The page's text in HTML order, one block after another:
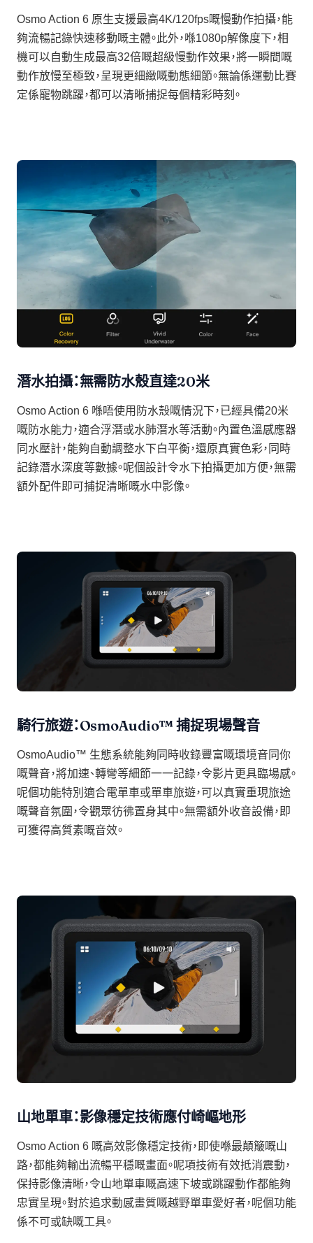
Osmo Action 6 原生支援最高4K/120fps嘅慢動作拍攝，能
夠流暢記錄快速移動嘅主體。此外，喺1080p解像度下，相
機可以自動生成最高32倍嘅超級慢動作效果，將一瞬間嘅
動作放慢至極致，呈現更細緻嘅動態細節。無論係運動比賽
定係寵物跳躍，都可以清晰捕捉每個精彩時刻。
潛水拍攝：無需防水殼直達20米
Osmo Action 6 喺唔使用防水殼嘅情況下，已經具備20米
嘅防水能力，適合浮潛或水肺潛水等活動。內置色溫感應器
同水壓計，能夠自動調整水下白平衡，還原真實色彩，同時
記錄潛水深度等數據。呢個設計令水下拍攝更加方便，無需
額外配件即可捕捉清晰嘅水中影像。
騎行旅遊：OsmoAudio™ 捕捉現場聲音
OsmoAudio™ 生態系統能夠同時收錄豐富嘅環境音同你
嘅聲音，將加速、轉彎等細節一一記錄，令影片更具臨場感。
呢個功能特別適合電單車或單車旅遊，可以真實重現旅途
嘅聲音氛圍，令觀眾彷彿置身其中。無需額外收音設備，即
可獲得高質素嘅音效。
山地單車：影像穩定技術應付崎嶇地形
Osmo Action 6 嘅高效影像穩定技術，即使喺最顛簸嘅山
路，都能夠輸出流暢平穩嘅畫面。呢項技術有效抵消震動，
保持影像清晰，令山地單車嘅高速下坡或跳躍動作都能夠
忠實呈現。對於追求動感畫質嘅越野單車愛好者，呢個功能
係不可或缺嘅工具。